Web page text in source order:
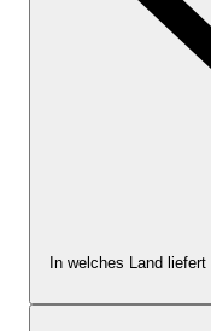
In welches Land